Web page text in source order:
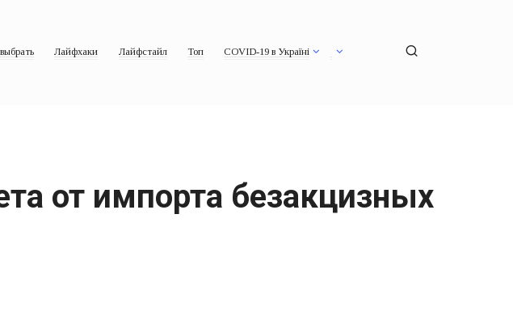
Лайфхаки Лайфстайл Топ COVID-19 в Україні
от импорта безакцизных